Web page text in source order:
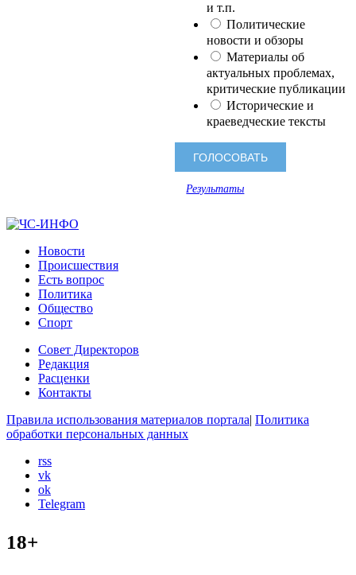
и т.п.
Политические
новости и обзоры
Материалы об
актуальных проблемах,
критические публикации
Исторические и
краеведческие тексты
Результаты
Новости
Происшествия
Есть вопрос
Политика
Общество
Спорт
Совет Директоров
Редакция
Расценки
Контакты
Правила использования материалов портала| Политика
обработки персональных данных
rss
vk
ok
Telegram
18+